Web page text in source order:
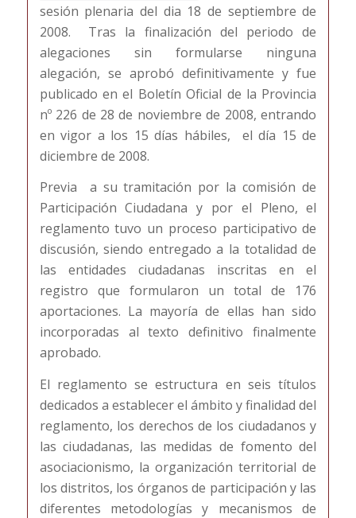
sesión plenaria del dia 18 de septiembre de
2008. Tras la finalización del periodo de
alegaciones sin formularse ninguna
alegación, se aprobó definitivamente y fue
publicado en el Boletín Oficial de la Provincia
nº 226 de 28 de noviembre de 2008, entrando
en vigor a los 15 días hábiles, el día 15 de
diciembre de 2008.
Previa a su tramitación por la comisión de
Participación Ciudadana y por el Pleno, el
reglamento tuvo un proceso participativo de
discusión, siendo entregado a la totalidad de
las entidades ciudadanas inscritas en el
registro que formularon un total de 176
aportaciones. La mayoría de ellas han sido
incorporadas al texto definitivo finalmente
aprobado.
El reglamento se estructura en seis títulos
dedicados a establecer el ámbito y finalidad del
reglamento, los derechos de los ciudadanos y
las ciudadanas, las medidas de fomento del
asociacionismo, la organización territorial de
los distritos, los órganos de participación y las
diferentes metodologías y mecanismos de